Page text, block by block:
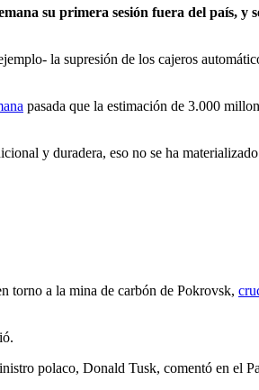
su primera sesión fuera del país, y
la supresión de los cajeros
pasada que la estimación de 3.000
y duradera, eso no se ha
torno a la mina de carbón de Pokrovsk,
polaco, Donald Tusk, comentó en el